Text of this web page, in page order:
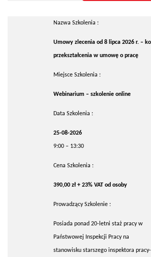
Nazwa Szkolenia :
Umowy zlecenia od 8 lipca 2026 r. –
przekształcenia w umowę o pracę
Miejsce Szkolenia :
Webinarium – szkolenie online
Data Szkolenia :
25-08-2026
9:00 – 13:30
Cena Szkolenia :
390,00 zł + 23% VAT od osoby
Prowadzący Szkolenie :
Posiada ponad 20-letni staż pracy w
Państwowej Inspekcji Pracy na
stanowisku starszego inspektora pracy-